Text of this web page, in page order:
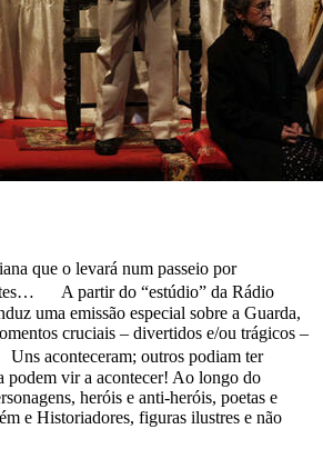
que o levará num passeio por
A partir do “estúdio” da Rádio
uma emissão especial sobre a Guarda,
cruciais – divertidos e/ou trágicos –
aconteceram; outros podiam ter
podem vir a acontecer! Ao longo do
heróis e anti-heróis, poetas e
e Historiadores, figuras ilustres e não